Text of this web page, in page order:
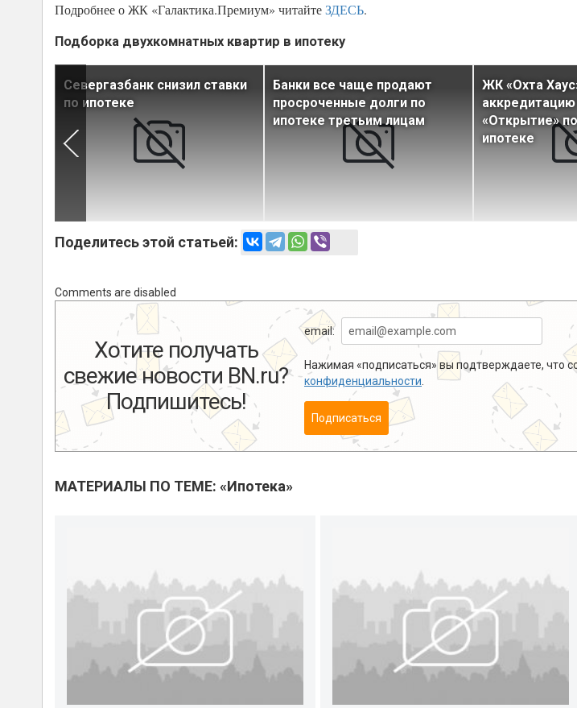
Подробнее о ЖК «Галактика.Премиум» читайтеЗДЕСЬ.
Подборка двухкомнатных квартир в ипотеку
Севергазбанк снизил ставки
по ипотеке
Банки все чаще продают
просроченные долги по
ипотеке третьим лицам
ЖК «Охта
«Открытие»
ипотеке
Поделитесь этой статьей:
Comments are disabled
Хотите получать
свежие новости BN.ru?
Подпишитесь!
email:
Нажимая «подписаться» вы подтверждаете, что
конфиденциальности
Подписаться
МАТЕРИАЛЫ ПО ТЕМЕ: «Ипотека»